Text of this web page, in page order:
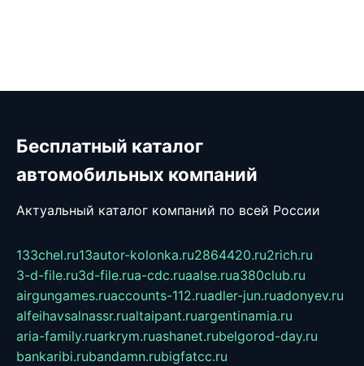
Бесплатный каталог
автомобильных компаний
Актуальный каталог компаний по всей России
133chel.ru13autor-kolonka.ru2864420.ru2rich.ru
3-d-file.ru3d-file.rua-cdc.ruaalse.rua380club.ru
airgungames.ruaccounts-112.ruadler-jun.ruadonyev.ru
alfeihavsalnassr.rualtaipant.ruargentinamia.ru
aria-family.ruarkrym.ruashanet.rubelgorod-day.ru
bankaribi.rubandamn.rubigfatcc.ru